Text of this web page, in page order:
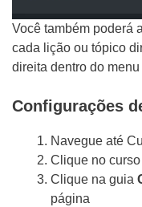
Você também poderá
cada lição ou tópico
direita dentro do menu
Configurações
Navegue até
Clique no
Clique na guia
página